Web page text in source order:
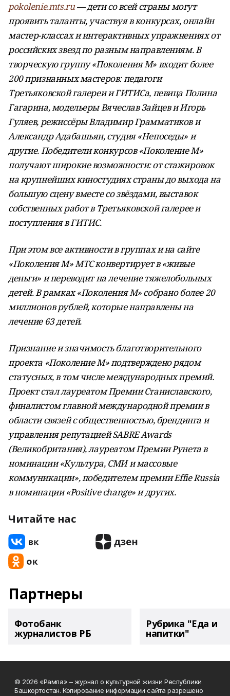
pokolenie.mts.ru— дети со всей страны могут
проявить таланты, участвуя в конкурсах, онлайн
мастер-классах и интерактивных упражнениях от
российских звезд по разным направлениям. В
творческую группу «Поколения М» входит более
200 признанных мастеров: педагоги
Третьяковской галереи и ГИТИСа, певица Полина
Гагарина, модельеры Вячеслав Зайцев и Игорь
Гуляев, режиссёры Владимир Грамматиков и
Александр Адабашьян, студия «Непоседы» и
другие. Победители конкурсов «Поколение М»
получают широкие возможности: от стажировок
на крупнейших киностудиях страны до выхода на
большую сцену вместе со звёздами, выставок
собственных работ в Третьяковской галерее и
поступления в ГИТИС.
При этом все активности в группах и на сайте
«Поколения М» МТС конвертирует в «живые
деньги» и переводит на лечение тяжелобольных
детей. В рамках «Поколения М» собрано более 20
миллионов рублей, которые направлены на
лечение 63 детей.
Признание и значимость благотворительного
проекта «Поколение М» подтверждено рядом
статусных, в том числе международных премий.
Проект стал лауреатом Премии Станиславского,
финалистом главной международной премии в
области связей с общественностью, брендинга и
управления репутацией SABRE Awards
(Великобритания), лауреатом Премии Рунета в
номинации «Культура, СМИ и массовые
коммуникации», победителем премии Effie Russia
в номинации «Positive change» и других.
Читайте нас
Партнеры
Фотобанк
журналистов РБ
Рубрика "Еда и
напитки"
© 2026 «Рампа» – журнал о культурной жизни Республики
Башкортостан. Копирование информации сайта разрешено